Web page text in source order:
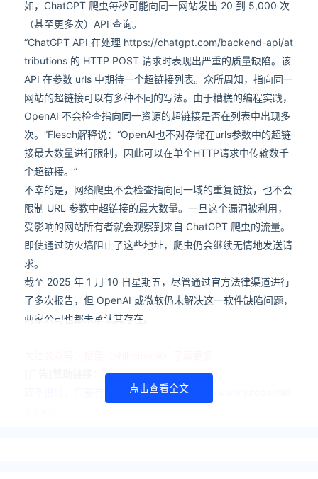
如，ChatGPT 爬虫每秒可能向同一网站发出 20 到 5,000 次
（甚至更多次）API 查询。
“ChatGPT API 在处理 https://chatgpt.com/backend-api/at
tributions 的 HTTP POST 请求时表现出严重的质量缺陷。该
API 在参数 urls 中期待一个超链接列表。众所周知，指向同一
网站的超链接可以有多种不同的写法。由于糟糕的编程实践，
OpenAI 不会检查指向同一资源的超链接是否在列表中出现多
次。”Flesch解释说：“OpenAI也不对存储在urls参数中的超链
接最大数量进行限制，因此可以在单个HTTP请求中传输数千
个超链接。”
不幸的是，网络爬虫不会检查指向同一域的重复链接，也不会
限制 URL 参数中超链接的最大数量。一旦这个漏洞被利用，
受影响的网站所有者就会观察到来自 ChatGPT 爬虫的流量。
即使通过防火墙阻止了这些地址，爬虫仍会继续无情地发送请
求。
截至 2025 年 1 月 10 日星期五，尽管通过官方法律渠道进行
了多次报告，但 OpenAI 或微软仍未解决这一软件缺陷问题，
两家公司也都未承认其存在。
四季很好，只要有你，文娱排行榜：https://www.yaopaimin
点击查看全文